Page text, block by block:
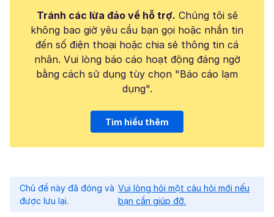
Tránh các lừa đảo về hỗ trợ. Chúng tôi sẽ
không bao giờ yêu cầu bạn gọi hoặc nhắn tin
đến số điện thoại hoặc chia sẻ thông tin cá
nhân. Vui lòng báo cáo hoạt động đáng ngờ
bằng cách sử dụng tùy chọn "Báo cáo lạm
dụng".
Tìm hiểu thêm
Chủ đề này đã đóng và
được lưu lại.
Vui lòng hỏi một câu hỏi mới nếu
bạn cần giúp đỡ.